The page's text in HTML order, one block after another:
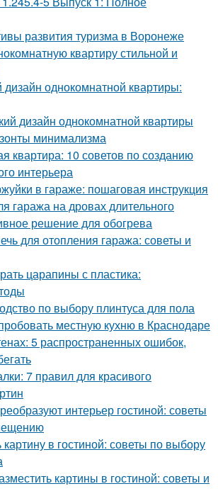
развития туризма в Воронеже
квартиру стильной и
однокомнатной квартиры:
дизайн однокомнатной квартиры
минимализма
квартира: 10 советов по созданию
интерьера
в гараже: пошаговая инструкция
гаража на дровах длительного
решение для обогрева
для отопления гаража: советы и
царапины с пластика:
по выбору плинтуса для пола
местную кухню в Краснодаре
5 распространенных ошибок,
7 правил для красивого
интерьер гостиной: советы
картину в гостиной: советы по выбору
картины в гостиной: советы и